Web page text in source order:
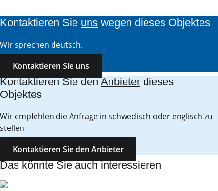
Kontaktieren Sie uns wegen dieses Objektes
Wir sprechen deutsch.
Kontaktieren Sie uns
Kontaktieren Sie denAnbieter dieses
Objektes
Wir empfehlen die Anfrage in schwedisch oder englisch zu
stellen
Kontaktieren Sie den Anbieter
Das könnte Sie auch interessieren